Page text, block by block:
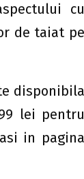
cu
de taiat pe
disponibila
lei pentru
in pagina